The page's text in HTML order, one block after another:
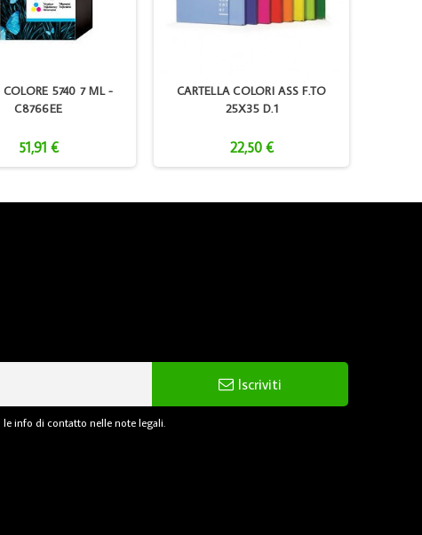
COLORE 5740 7 ML -
C8766EE
51,91 €
CARTELLA COLORI ASS F.TO
25X35 D.1
22,50 €
Iscriviti
info di contatto nelle note legali.